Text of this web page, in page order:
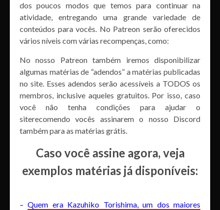
dos poucos modos que temos para continuar na
atividade, entregando uma grande variedade de
conteúdos para vocês. No Patreon serão oferecidos
vários níveis com várias recompenças, como:
No nosso Patreon também iremos disponibilizar
algumas matérias de “adendos” a matérias publicadas
no site. Esses adendos serão acessíveis a TODOS os
membros, inclusive aqueles gratuitos. Por isso, caso
você não tenha condições para ajudar o
siterecomendo vocês assinarem o nosso Discord
também para as matérias grátis.
Caso você assine agora, veja
exemplos matérias já disponíveis:
–Quem era Kazuhiko Torishima, um dos maiores